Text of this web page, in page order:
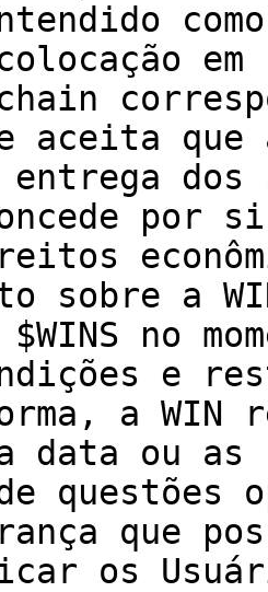
aceita
dos
por
sobre a
no
e
forma, a
data ou as
que
os